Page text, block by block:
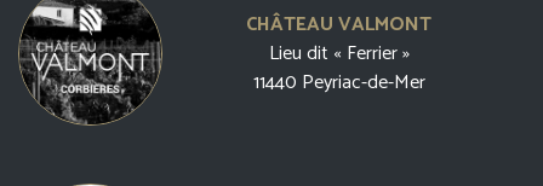
CHÂTEAU VALMONT
Lieu dit « Ferrier »
11440 Peyriac-de-Mer